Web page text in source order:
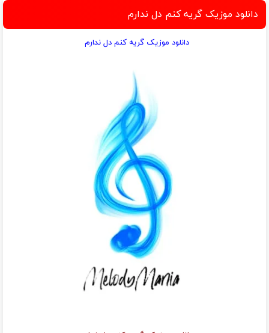
تخفیف ویژه
ویزیت رایگان
توسط متخصص
دیجیتالدانلود موزیک گریه کنم دل ندارم
دانلود موزیک گریه کنم دل ندارم